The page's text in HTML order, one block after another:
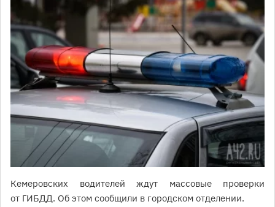
Кемеровских водителей ждут массовые проверки
от ГИБДД. Об этом сообщили в городском отделении.